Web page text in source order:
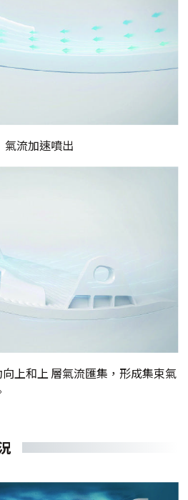
氣流加速噴出
上和上 層氣流匯集，形成集束氣